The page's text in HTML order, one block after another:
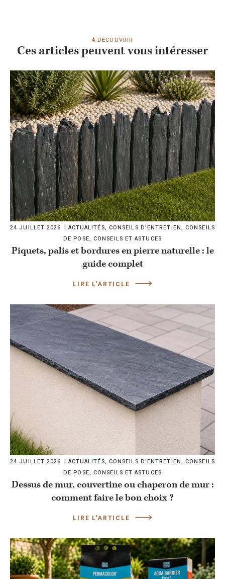
À DÉCOUVRIR
Ces articles peuvent vous intéresser
24 JUILLET 2026 ACTUALITÉS, CONSEILS D'ENTRETIEN,CONSEILS
DE POSE, CONSEILS ET ASTUCES
Piquets, palis et bordures en pierre naturelle : le
guide complet
LIRE L'ARTICLE
24 JUILLET 2026 ACTUALITÉS, CONSEILS D'ENTRETIEN,CONSEILS
DE POSE, CONSEILS ET ASTUCES
Dessus de mur, couvertine ou chaperon de mur :
comment faire le bon choix ?
LIRE L'ARTICLE